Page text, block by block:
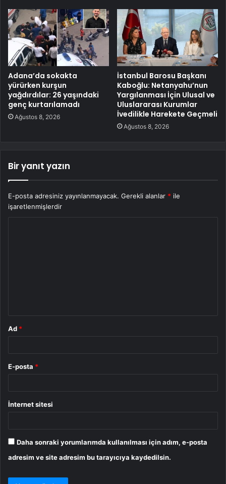
Adana’da sokakta
yürürken kurşun
yağdırdılar: 26 yaşındaki
genç kurtarılamadı
Ağustos 8, 2026
İstanbul Barosu Başkanı
Kaboğlu: Netanyahu’nun
Yargılanması İçin Ulusal ve
Uluslararası Kurumlar
İvedilikle Harekete Geçmeli
Ağustos 8, 2026
Bir yanıt yazın
E-posta adresiniz yayınlanmayacak. Gerekli alanlar * ile
işaretlenmişlerdir
Ad *
E-posta *
İnternet sitesi
Daha sonraki yorumlarımda kullanılması için adım, e-posta
adresim ve site adresim bu tarayıcıya kaydedilsin.